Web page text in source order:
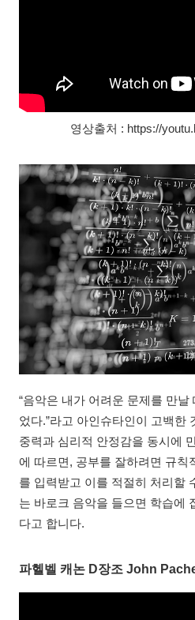
영상출처 : https://
“음악은 내가 어려운 문제를 만
었다.”라고 아인슈타인이 고백한
중력과 심리적 안정감을 동시에
에 따르면, 공부를 잘하려면 규칙
를 입력받고 이를 적절히 처리할
는 바로크 음악을 들으면 학습에
다고 합니다.
파헬벨 캐논 D장조 John